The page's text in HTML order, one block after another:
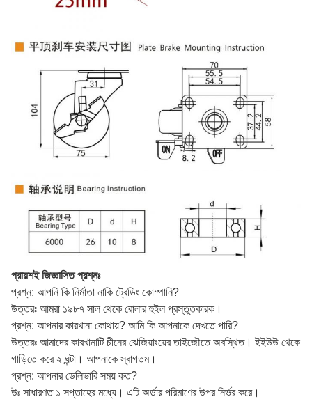
প্রায়শই জিজ্ঞাসিত প্রশ্নঃ
প্রশ্ন: আপনি কি নির্মাতা নাকি ট্রেডিং কোম্পানি?
উত্তরঃ আমরা ১৯৮৭ সাল থেকে রোলার হুইল প্রস্তুতকারক।
প্রশ্ন: আপনার কারখানা কোথায়? আমি কি আপনাকে দেখতে পারি?
উত্তরঃ আমাদের কারখানাটি চীনের ঝেজিয়াংয়ের তাইজৌতে অবস্থিত। ইইউউ থেকে
গাড়িতে করে ২ ঘন্টা। আপনাকে স্বাগতম।
প্রশ্ন: আপনার ডেলিভারি সময় কত?
উঃ সাধারণত ১ সপ্তাহের মধ্যে। এটি অর্ডার পরিমাণের উপর নির্ভর করে।